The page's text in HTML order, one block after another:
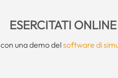
ESERCITATI ONLINE
una demo delsoftware di